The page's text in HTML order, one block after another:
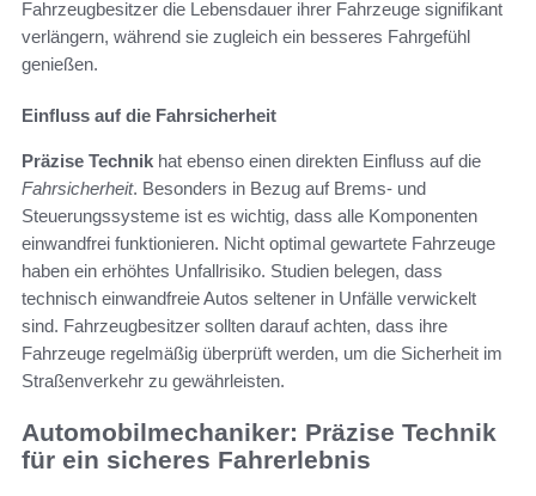
Fahrzeugbesitzer die Lebensdauer ihrer Fahrzeuge signifikant
verlängern, während sie zugleich ein besseres Fahrgefühl
genießen.
Einfluss auf die Fahrsicherheit
Präzise Technik hat ebenso einen direkten Einfluss auf die
Fahrsicherheit. Besonders in Bezug auf Brems- und
Steuerungssysteme ist es wichtig, dass alle Komponenten
einwandfrei funktionieren. Nicht optimal gewartete Fahrzeuge
haben ein erhöhtes Unfallrisiko. Studien belegen, dass
technisch einwandfreie Autos seltener in Unfälle verwickelt
sind. Fahrzeugbesitzer sollten darauf achten, dass ihre
Fahrzeuge regelmäßig überprüft werden, um die Sicherheit im
Straßenverkehr zu gewährleisten.
Automobilmechaniker: Präzise Technik
für ein sicheres Fahrerlebnis